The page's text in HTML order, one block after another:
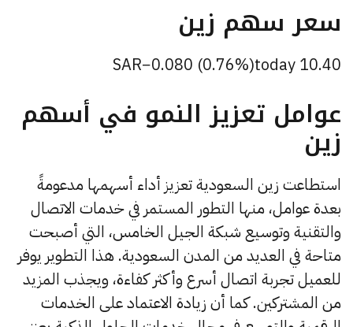
سعر سهم زين
10.40
−0.080 (0.76%)today
عوامل تعزيز النمو في أسهم
زين
استطاعت زين السعودية تعزيز أداء أسهمها مدعومةً
بعدة عوامل، منها التطور المستمر في خدمات الاتصال
والتقنية وتوسيع شبكة الجيل الخامس، التي أصبحت
متاحة في العديد من المدن السعودية. هذا التطوير يوفر
للعميل تجربة اتصال أسرع وأكثر كفاءة، ويجذب المزيد
من المشتركين. كما أن زيادة الاعتماد على الخدمات